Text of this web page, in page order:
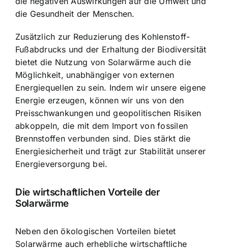
die Gesundheit der Menschen.
Zusätzlich zur Reduzierung des Kohlenstoff-
Fußabdrucks und der Erhaltung der Biodiversität
bietet die Nutzung von Solarwärme auch die
Möglichkeit, unabhängiger von externen
Energiequellen zu sein. Indem wir unsere eigene
Energie erzeugen, können wir uns von den
Preisschwankungen und geopolitischen Risiken
abkoppeln, die mit dem Import von fossilen
Brennstoffen verbunden sind. Dies stärkt die
Energiesicherheit und trägt zur Stabilität unserer
Energieversorgung bei.
Die wirtschaftlichen Vorteile der
Solarwärme
Neben den ökologischen Vorteilen bietet
Solarwärme auch erhebliche wirtschaftliche